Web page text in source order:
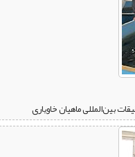
بین‌المللی ماهیان خاویاری